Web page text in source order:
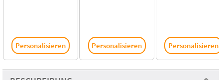
Personalisieren Personalisieren Personalisieren